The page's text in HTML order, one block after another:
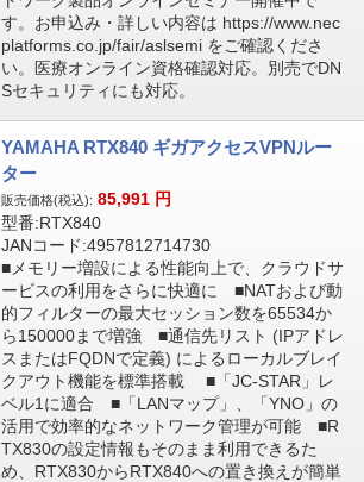
す。お申込み・詳しい内容は https://www.nec
platforms.co.jp/fair/aslsemi をご確認くださ
い。医療オンライン資格確認対応。別売でDN
Sセキュリティにも対応。
YAMAHA RTX840 ギガアクセスVPNルー
ター
販売価格(税込): 85,991 円
型番:RTX840
JANコード:4957812714730
■メモリー増設による性能向上で、クラウドサ
ービスの利用をさらに快適に ■NATおよび動
的フィルターの最大セッション数を65534か
ら150000まで増強 ■通信先リスト (IPアドレ
スまたはFQDNで定義) によるローカルブレイ
クアウト機能を標準搭載 ■「JC-STAR」レ
ベル1に適合 ■「LANマップ」、「YNO」の
活用で効率的なネットワーク管理が可能 ■R
TX830の設定情報もそのまま利用できるた
め、RTX830からRTX840への置き換えが簡単